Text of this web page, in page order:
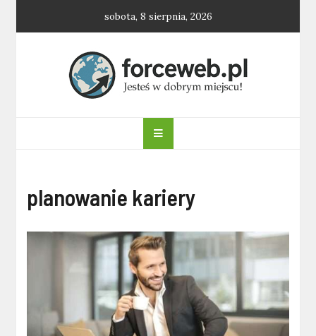
sobota, 8 sierpnia, 2026
forceweb.pl
planowanie kariery